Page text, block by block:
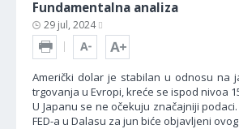
Fundamentalna analiza
29 jul, 2024
Američki dolar je stabilan u odnosu na
trgovanja u Evropi, kreće se ispod nivoa
U Japanu se ne očekuju značajniji podaci.
FED-a u Dalasu za jun biće objavljeni